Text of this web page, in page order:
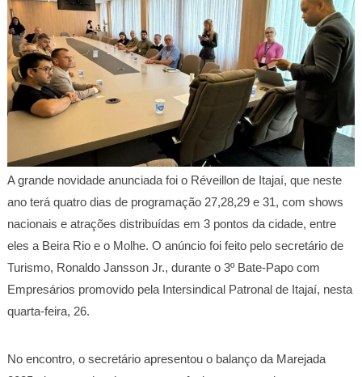
A grande novidade anunciada foi o Réveillon de Itajaí, que neste
ano terá quatro dias de programação 27,28,29 e 31, com shows
nacionais e atrações distribuídas em 3 pontos da cidade, entre
eles a Beira Rio e o Molhe. O anúncio foi feito pelo secretário de
Turismo, Ronaldo Jansson Jr., durante o 3º Bate-Papo com
Empresários promovido pela Intersindical Patronal de Itajaí, nesta
quarta-feira, 26.
No encontro, o secretário apresentou o balanço da Marejada